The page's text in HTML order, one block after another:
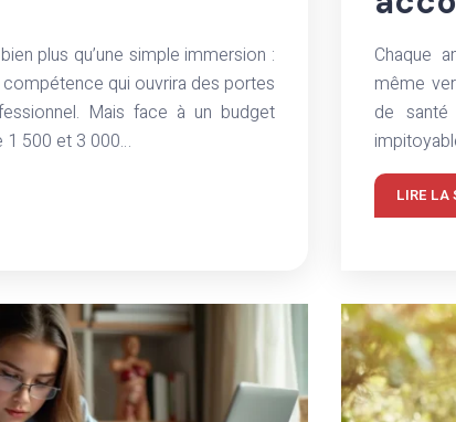
plus qu’une simple immersion :
qui ouvrira des portes
Mais face à un budget
1 500 et 3 000…
Chaque
même
de
LIRE LA